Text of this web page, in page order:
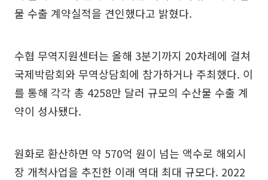
물 수출 계약실적을 견인했다고 밝혔다.
수협 무역지원센터는 올해 3분기까지 20차례에 걸쳐
국제박람회와 무역상담회에 참가하거나 주최했다. 이
를 통해 각각 총 4258만 달러 규모의 수산물 수출 계
약이 성사됐다.
원화로 환산하면 약 570억 원이 넘는 액수로 해외시
장 개척사업을 추진한 이래 역대 최대 규모다. 2022